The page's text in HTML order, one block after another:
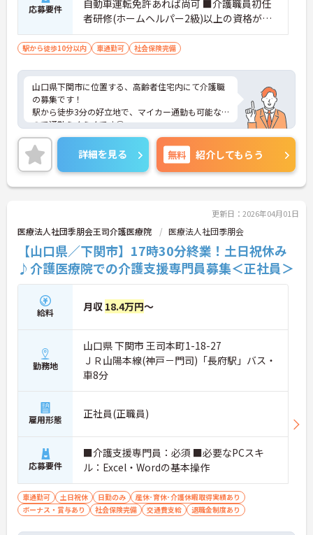
応募要件
自動車運転免許あれば尚可 ■介護職員初任
者研修(ホームヘルパー2級)以上の資格があ
れば尚可
駅から徒歩10分以内 車通勤可 社会保険完備
山口県下関市に位置する、高齢者住宅内にて介護職
の募集です！
駅から徒歩3分の好立地で、マイカー通勤も可能な
ので通勤らくらくです◎
また、残業が無いので、家庭との両立が叶います☆
ご興味のある方には、面接対策ポイントなど、さら
に詳細をご案内しますのでお気軽にご相談くださ
い！
詳細を見る 無料 紹介してもらう
更新日：2026年04月01日
医療法人社団季朋会王司介護医療院 医療法人社団季朋会
【山口県／下関市】17時30分終業！土日祝休み
♪介護医療院での介護支援専門員募集＜正社員＞
給料 月収 18.4万円～
勤務地
山口県 下関市 王司本町1-18-27
ＪＲ山陽本線(神戸－門司)「長府駅」バス・
車8分
雇用形態 正社員(正職員)
応募要件
■介護支援専門員：必須 ■必要なPCスキ
ル：Excel・Wordの基本操作
車通勤可 土日祝休 日勤のみ
産休･育休･介護休暇取得実績あり
ボーナス・賞与あり
社会保険完備 交通費支給 退職金制度あり